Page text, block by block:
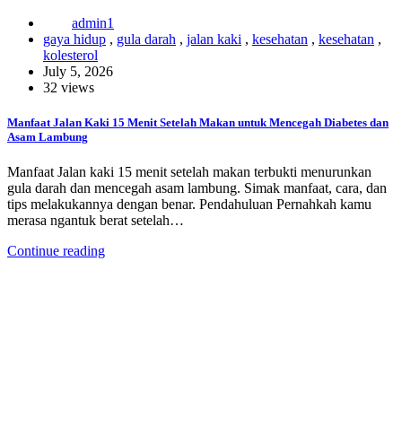
admin1
gaya hidup , gula darah , jalan kaki , kesehatan , kesehatan ,
kolesterol
July 5, 2026
32 views
Manfaat Jalan Kaki 15 Menit Setelah Makan untuk Mencegah Diabetes dan
Asam Lambung
Manfaat Jalan kaki 15 menit setelah makan terbukti menurunkan
gula darah dan mencegah asam lambung. Simak manfaat, cara, dan
tips melakukannya dengan benar. Pendahuluan Pernahkah kamu
merasa ngantuk berat setelah…
Continue reading